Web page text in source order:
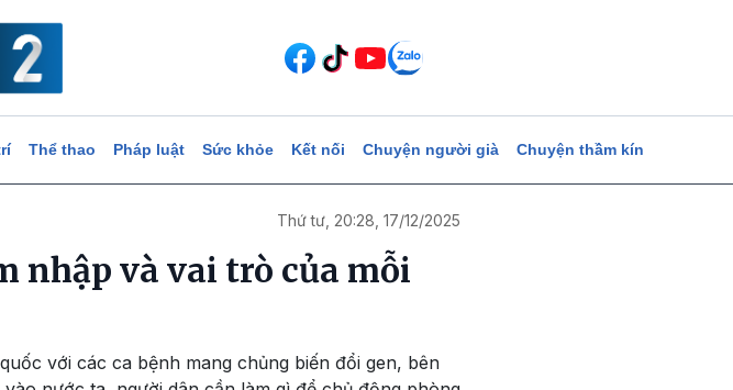
Thể thao Pháp luật Sức khỏe Kết nối Chuyện người già Chuyện thầm kín
Thứ tư, 20:28, 17/12/2025
nhập và vai trò của mỗi
với các ca bệnh mang chủng biến đổi gen, bên